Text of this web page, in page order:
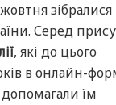
зібралися
Серед
, які до цього
в онлайн-
допомагали їм